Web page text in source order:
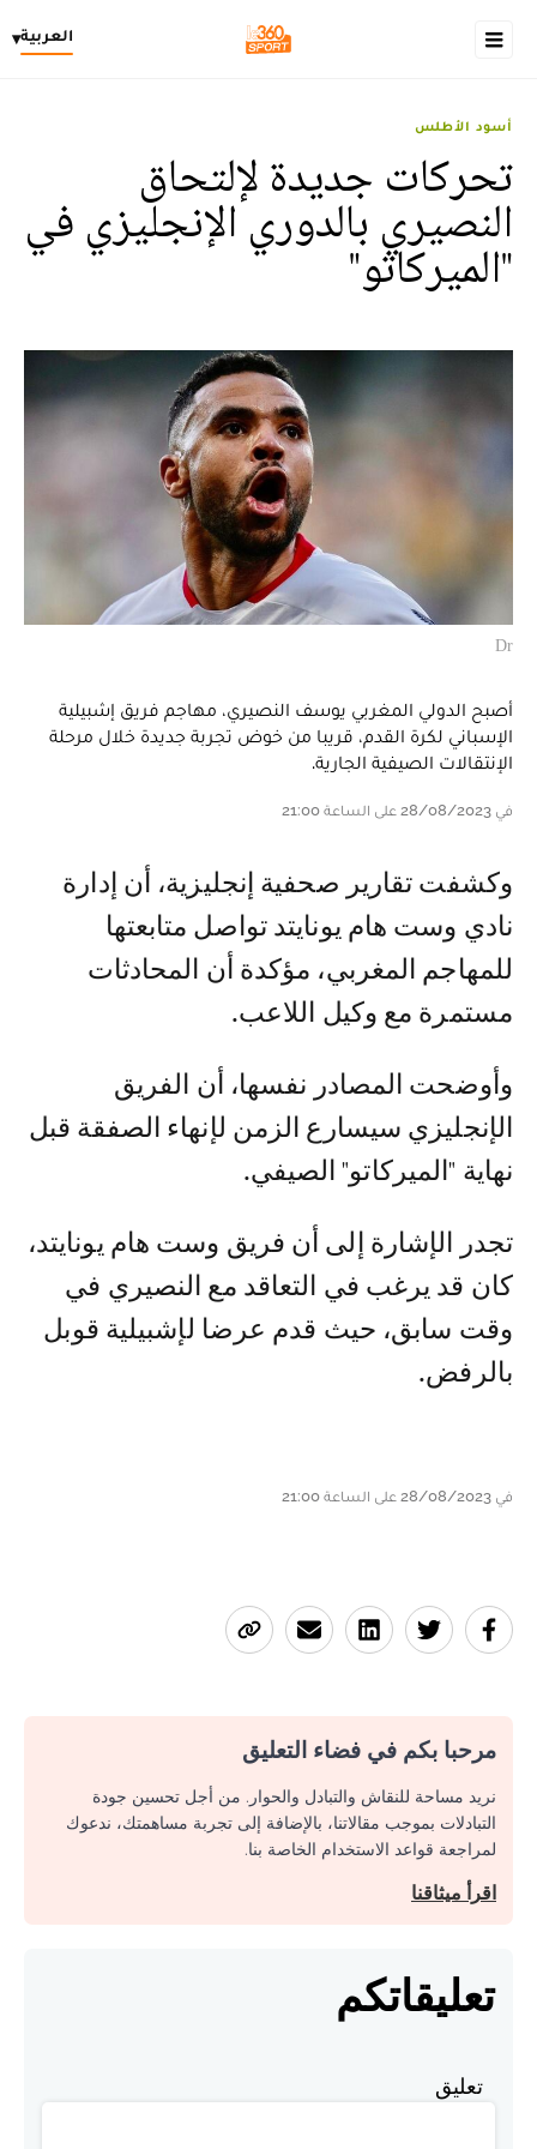
العربية▾
أسود الأطلس
تحركات جديدة لإلتحاق
النصيري بالدوري الإنجليزي في
"الميركاتو"
Dr
أصبح الدولي المغربي يوسف النصيري، مهاجم فريق إشبيلية
الإسباني لكرة القدم، قريبا من خوض تجربة جديدة خلال مرحلة
الإنتقالات الصيفية الجارية.
في 28/08/2023 على الساعة 21:00
وكشفت تقارير صحفية إنجليزية، أن إدارة
نادي وست هام يونايتد تواصل متابعتها
للمهاجم المغربي، مؤكدة أن المحادثات
مستمرة مع وكيل اللاعب.
وأوضحت المصادر نفسها، أن الفريق
الإنجليزي سيسارع الزمن لإنهاء الصفقة قبل
نهاية "الميركاتو" الصيفي.
تجدر الإشارة إلى أن فريق وست هام يونايتد،
كان قد يرغب في التعاقد مع النصيري في
وقت سابق، حيث قدم عرضا لإشبيلية قوبل
بالرفض.
في 28/08/2023 على الساعة 21:00
مرحبا بكم في فضاء التعليق
نريد مساحة للنقاش والتبادل والحوار. من أجل تحسين جودة
التبادلات بموجب مقالاتنا، بالإضافة إلى تجربة مساهمتك، ندعوك
لمراجعة قواعد الاستخدام الخاصة بنا.
اقرأ ميثاقنا
تعليقاتكم
تعليق